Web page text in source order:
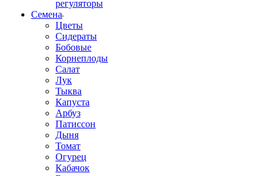
регуляторы
Семена
Цветы
Сидераты
Бобовые
Корнеплоды
Салат
Лук
Тыква
Капуста
Арбуз
Патиссон
Дыня
Томат
Огурец
Кабачок